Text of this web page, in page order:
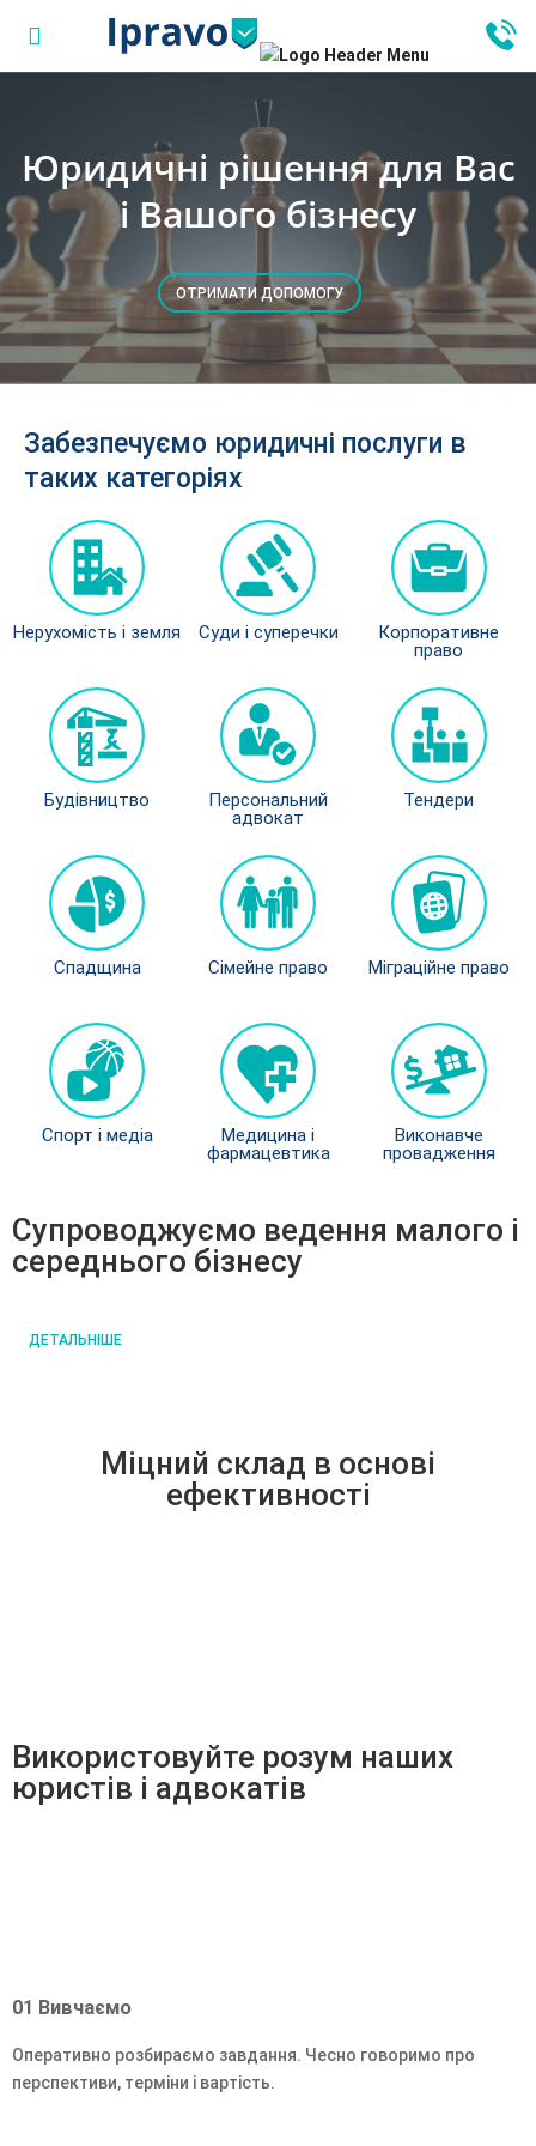
Юридичні рішення для Вас
і Вашого бізнесу
ОТРИМАТИ ДОПОМОГУ
Забезпечуємо юридичні послуги в
таких категоріях
Нерухомість і земля
Нерухомість і земля Суди і суперечки
Суди і суперечки
Корпоративне
право
Корпоративне
право
Будівництво
Будівництво
Персональний
адвокат
Персональний
адвокат
Тендери
Тендери
Спадщина
Спадщина Сімейне право
Сімейне право Міграційне право
Міграційне право
Спорт і медіа
Спорт і медіа
Медицина і
фармацевтика
Медицина і
фармацевтика
Виконавче
провадження
Виконавче
виробництво
Супроводжуємо ведення малого і
середнього бізнесу
ДЕТАЛЬНІШЕ
Міцний склад в основі
ефективності
Використовуйте розум наших
юристів і адвокатів
01 Вивчаємо
Оперативно розбираємо завдання. Чесно говоримо про
перспективи, терміни і вартість.